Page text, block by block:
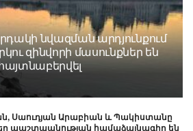
նվազման արդյունքում
զինվորի մասունքներ են
Սաուդյան Արաբիան և Պակիստանը
պաշտպանության համաձայնագիր են